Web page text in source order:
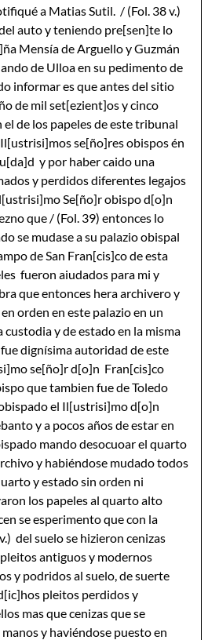
a Matias Sutil. / (Fol. 38 v.)
auto y teniendo pre[sen]te lo
Mensía de Arguello y Guzmán
de Ulloa en su pedimento de
informar es que antes del sitio
de mil set[ezient]os y cinco
el de los papeles de este tribunal
se[ño]res obispos én
y por haber caido una
y perdidos diferentes legajos
Se[ño]r obispo d[o]n
que / (Fol. 39) entonces lo
se mudase a su palazio obispal
de San Fran[cis]co de esta
fueron aiudados para mi y
que entonces hera archivero y
orden en este palazio en un
y de estado en la misma
dignísima autoridad de este
se[ño]r d[o]n Fran[cis]co
que tambien fue de Toledo
el Il[ustrisi]mo d[o]n
y a pocos años de estar en
mando desocuoar el quarto
y habiéndose mudado todos
y estado sin orden ni
los papeles al quarto alto
se esperimento que con la
del suelo se hizieron cenizas
antiguos y modernos
y podridos al suelo, de suerte
pleitos perdidos y
mas que cenizas que se
y haviéndose puesto en